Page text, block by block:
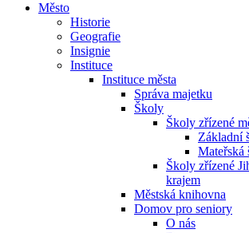
Město
Historie
Geografie
Insignie
Instituce
Instituce města
Správa majetku
Školy
Školy zřízené
Základní
Mateřská
Školy zřízené
krajem
Městská knihovna
Domov pro seniory
O nás